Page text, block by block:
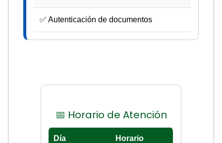
✅ Autenticación de documentos
📅 Horario de Atención
Día Horario